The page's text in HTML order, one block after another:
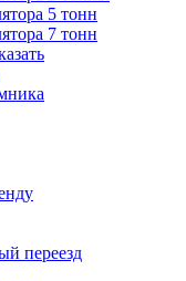
5 тонн
7 тонн
переезд